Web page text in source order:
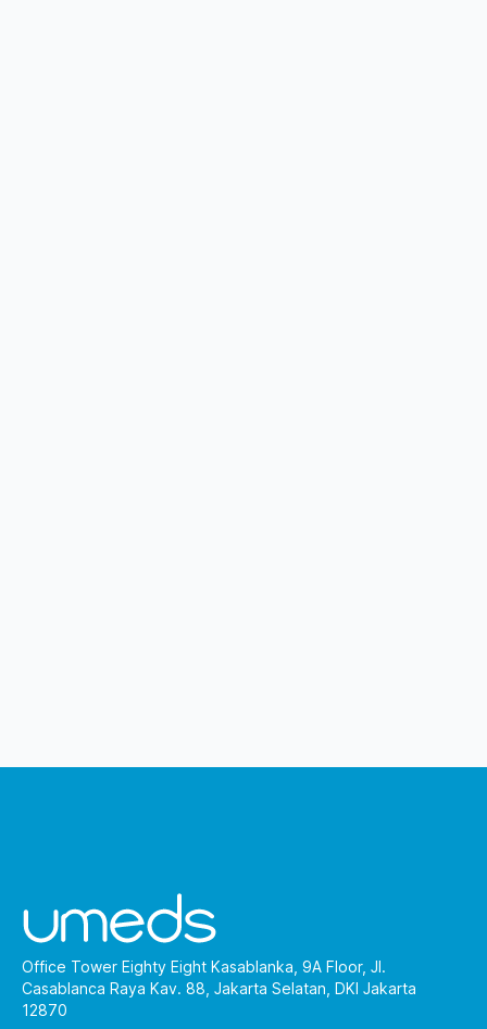
Office Tower Eighty Eight Kasablanka, 9A Floor, Jl.
Casablanca Raya Kav. 88, Jakarta Selatan, DKI Jakarta
12870